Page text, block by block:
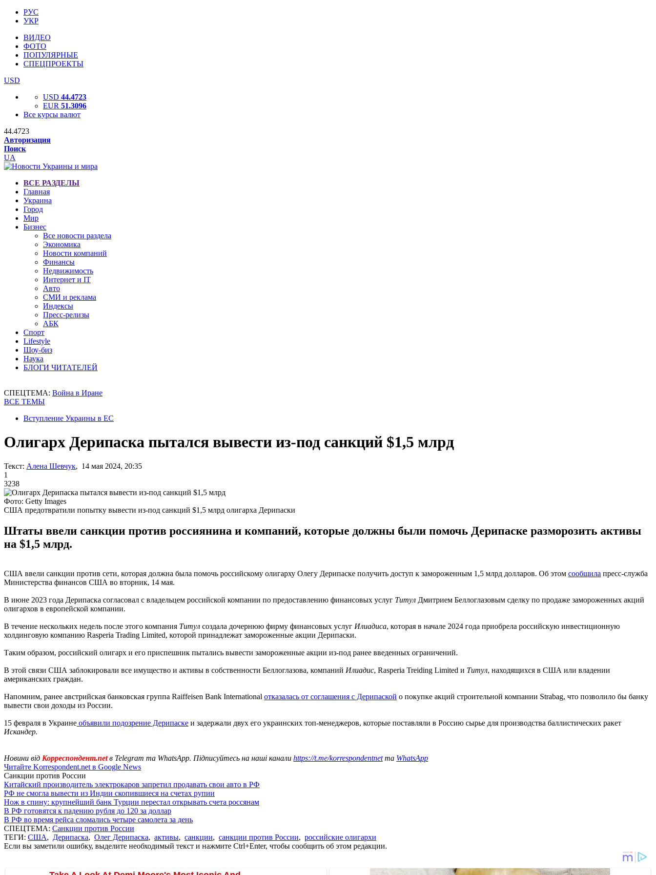
РУС
УКР
ВИДЕО
ФОТО
ПОПУЛЯРНЫЕ
СПЕЦПРОЕКТЫ
USD
USD 44.4723
EUR 51.3096
Все курсы валют
44.4723
Авторизация
Поиск
UA
ВСЕ РАЗДЕЛЫ
Главная
Украина
Город
Мир
Бизнес
Все новости раздела
Экономика
Новости компаний
Финансы
Недвижимость
Интернет и IT
Авто
СМИ и реклама
Индексы
Пресс-релизы
АБК
Спорт
Lifestyle
Шоу-биз
Наука
БЛОГИ ЧИТАТЕЛЕЙ
СПЕЦТЕМА: Война в Иране
ВСЕ ТЕМЫ
Вступление Украины в ЕС
Олигарх Дерипаска пытался вывести из-под санкций $1,5 млрд
Текст: Алена Шевчук, 14 мая 2024, 20:35
1
3238
Фото: Getty Images
США предотвратили попытку вывести из-под санкций $1,5 млрд олигарха Дерипаски
Штаты ввели санкции против россиянина и компаний, которые должны были помочь Дерипаске разморозить активы
на $1,5 млрд.
США ввели санкции против сети, которая должна была помочь российскому олигарху Олегу Дерипаске получить доступ к замороженным 1,5 млрд долларов. Об этом сообщила пресс-служба
Министерства финансов США во вторник, 14 мая.
В июне 2023 года Дерипаска согласовал с владельцем российской компании по предоставлению финансовых услуг Титул Дмитрием Беллоглазовым сделку по продаже замороженных акций
олигархов в европейской компании.
В течение нескольких недель после этого компания Титул создала дочернюю фирму финансовых услуг Илиадиса, которая в начале 2024 года приобрела российскую инвестиционную
холдинговую компанию Rasperia Trading Limited, которой принадлежат замороженные акции Дерипаски.
Таким образом, российский олигарх и его приспешник пытались вывести замороженные акции из-под ранее введенных ограничений.
В этой связи США заблокировали все имущество и активы в собственности Беллоглазова, компаний Илиадис, Rasperia Treiding Limited и Титул, находящихся в США или владении
американских граждан.
Напомним, ранее австрийская банковская группа Raiffeisen Bank International отказалась от соглашения с Дерипаской о покупке акций строительной компании Strabag, что позволило бы банку
вывести свои доходы из России.
15 февраля в Украине объявили подозрение Дерипаске и задержали двух его украинских топ-менеджеров, которые поставляли в Россию сырье для производства баллистических ракет
Искандер.
Новини від Корреспондент.netв Telegram та WhatsApp. Підписуйтесь на наші канали https://t.me/korrespondentnetта WhatsApp
Читайте Korrespondent.net в Google News
Санкции против России
Китайский производитель электрокаров запретил продавать свои авто в РФ
РФ не смогла вывести из Индии скопившиеся на счетах рупии
Нож в спину: крупнейший банк Турции перестал открывать счета россянам
В РФ готовятся к падению рубля до 120 за доллар
В РФ во время рейса сломались четыре самолета за день
СПЕЦТЕМА: Санкции против России
ТЕГИ: США, Дерипаска, Олег Дерипаска, активы, санкции, санкции против России, российские олигархи
Если вы заметили ошибку, выделите необходимый текст и нажмите Ctrl+Enter, чтобы сообщить об этом редакции.